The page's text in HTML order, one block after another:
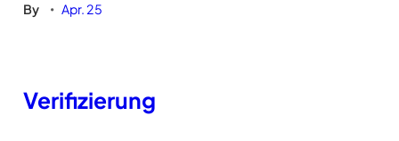
By • Apr. 25
Verifizierung